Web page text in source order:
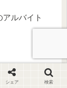
ルバイト
シェア 検索